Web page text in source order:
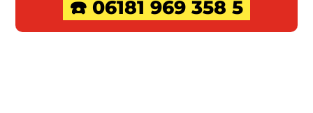
☎️ 06181 969 358 5